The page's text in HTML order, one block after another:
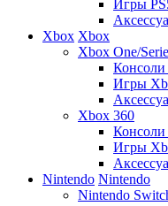
Игры
Xbox Xbox
Xbox One/
Консоли
Игры
Xbox 360
Игры
Nintendo Nintendo
Nintendo